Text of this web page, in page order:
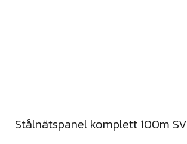
Stålnätspanel komplett 100m SV